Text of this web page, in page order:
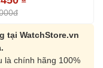
tại WatchStore.vn
là chính hãng 100%